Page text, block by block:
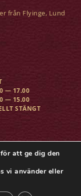
från Flyinge, Lund
— 17.00
— 15.00
STÄNGT
att ge dig den
vi använder eller